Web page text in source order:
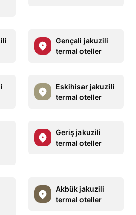
Gençali jakuzili
termal oteller
Eskihisar jakuzili
termal oteller
Geriş jakuzili
termal oteller
Akbük jakuzili
termal oteller